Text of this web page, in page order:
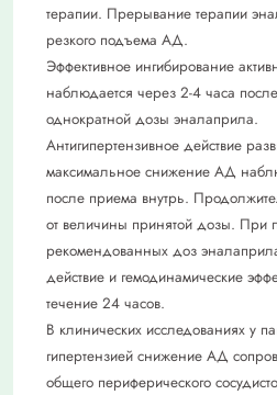
терапии. Прерывание терапии
резкого подъема АД.
Эффективное ингибирование
наблюдается через 2-4 часа
однократной дозы эналаприла.
Антигипертензивное действие
максимальное снижение АД
после приема внутрь.
от величины принятой дозы. При
рекомендованных доз
действие и гемодинамические
течение 24 часов.
В клинических исследованиях у
гипертензией снижение АД
общего периферического